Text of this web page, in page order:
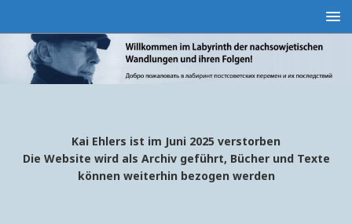
Kai Ehlers ist im Juni 2025 verstorben
Die Website wird als Archiv geführt, Bücher und Texte
können weiterhin bezogen werden